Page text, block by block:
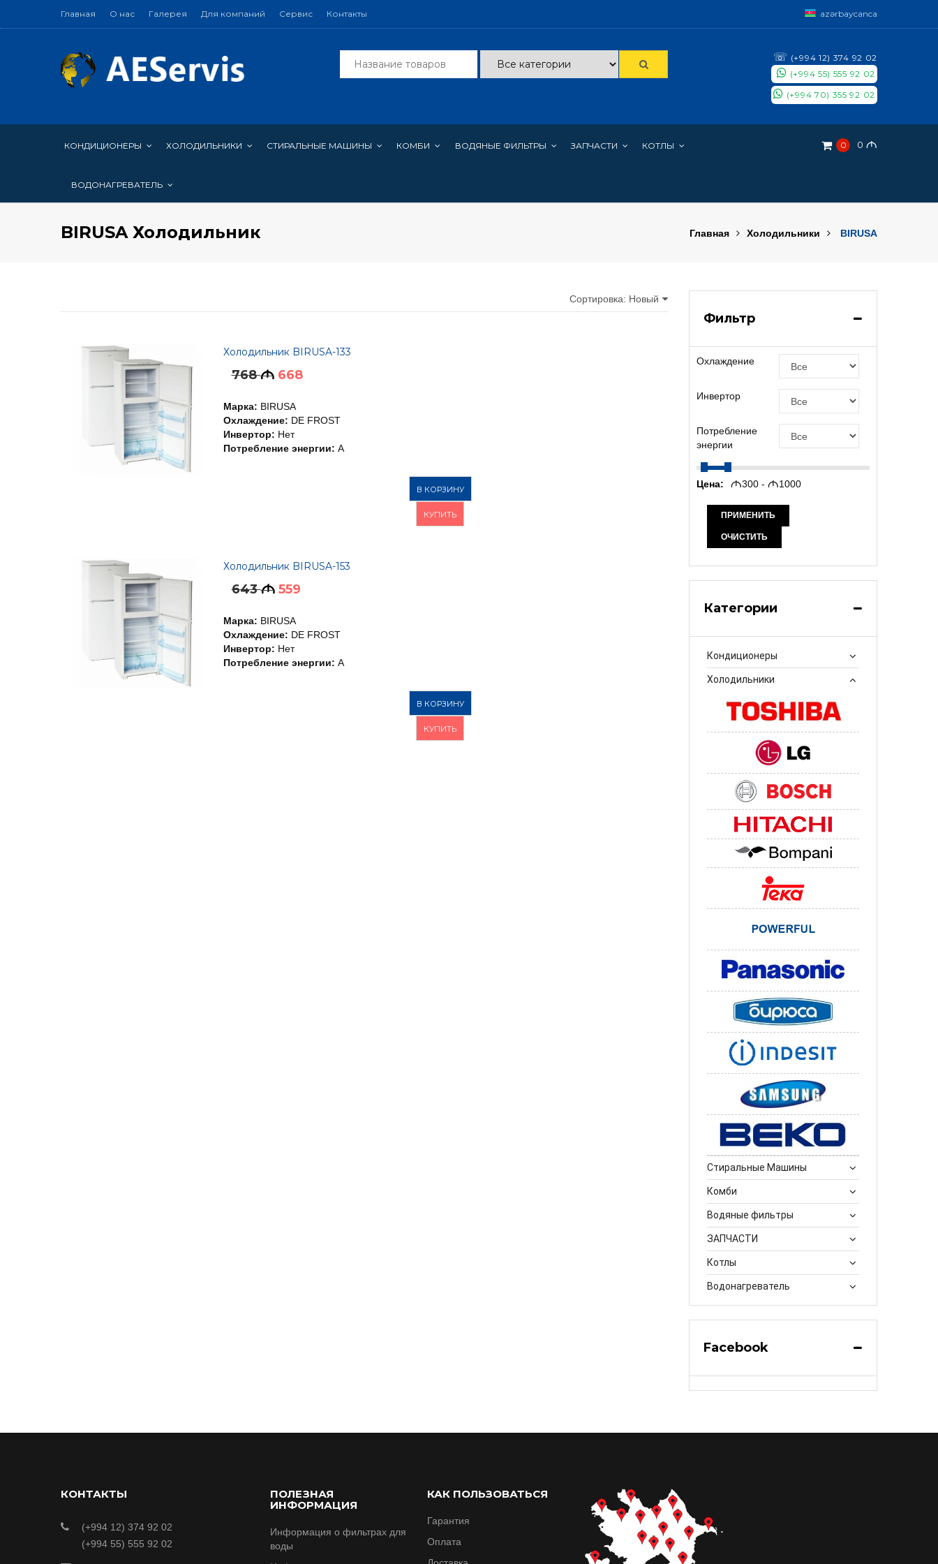
Главная О нас Галерея Для компаний Сервис Контакты azərbaycanca
☏ (+994 12) 374 92 02
(+994 55) 555 92 02
(+994 70) 355 92 02
КОНДИЦИОНЕРЫ ХОЛОДИЛЬНИКИ СТИРАЛЬНЫЕ МАШИНЫ КОМБИ ВОДЯНЫЕ ФИЛЬТРЫ ЗАПЧАСТИ КОТЛЫ
ВОДОНАГРЕВАТЕЛЬ
0 0 M
BIRUSA Холодильник Главная Холодильники BIRUSA
Сортировка: Новый
Холодильник BIRUSA-133
768M668
Марка: BIRUSA
Охлаждение: DE FROST
Инвертор: Нет
Потребление энергии: A
В КОРЗИНУ
КУПИТЬ
Холодильник BIRUSA-153
643M559
Марка: BIRUSA
Охлаждение: DE FROST
Инвертор: Нет
Потребление энергии: A
В КОРЗИНУ
КУПИТЬ
Фильтр
Охлаждение
Инвертор
Потребление
энергии
Цена: M300 - M1000
ПРИМЕНИТЬ
ОЧИСТИТЬ
Категории
Кондиционеры
Холодильники
Стиральные Машины
Комби
Водяные фильтры
ЗАПЧАСТИ
Котлы
Водонагреватель
Facebook
КОНТАКТЫ
(+994 12) 374 92 02
(+994 55) 555 92 02
ПОЛЕЗНАЯ
ИНФОРМАЦИЯ
Информация о фильтрах для
воды
КАК ПОЛЬЗОВАТЬСЯ
Гарантия
Оплата